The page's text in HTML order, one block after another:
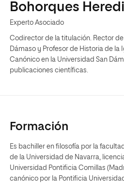
Bohorques
Experto Asociado
Codirector de la titulación. Rector
Dámaso y Profesor de Historia de la
Canónico en la Universidad San
publicaciones científicas.
Formación
Es bachiller en filosofía por la
de la Universidad de Navarra,
Universidad Pontificia Comillas
canónico por la Pontificia